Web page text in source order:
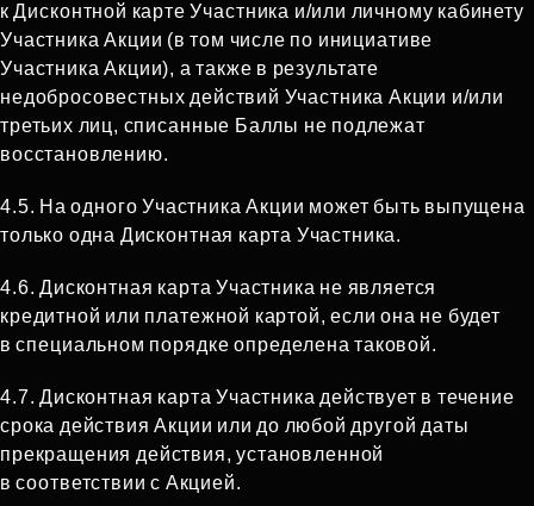
к Дисконтной карте Участника и/или личному кабинету
Участника Акции (в том числе по инициативе
Участника Акции), а также в результате
недобросовестных действий Участника Акции и/или
третьих лиц, списанные Баллы не подлежат
восстановлению.
4.5. На одного Участника Акции может быть выпущена
только одна Дисконтная карта Участника.
4.6. Дисконтная карта Участника не является
кредитной или платежной картой, если она не будет
в специальном порядке определена таковой.
4.7. Дисконтная карта Участника действует в течение
срока действия Акции или до любой другой даты
прекращения действия, установленной
в соответствии с Акцией.